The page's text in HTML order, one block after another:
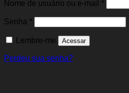
Nome de usuário ou e-mail *
Senha *Obrigatório
Lembre-me Acessar
Perdeu sua senha?